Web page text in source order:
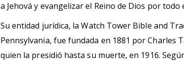
a Jehová y evangelizar el Reino de Dios por todo
Su entidad jurídica, la Watch Tower Bible and
Pennsylvania, fue fundada en 1881 por Charles
quien la presidió hasta su muerte, en 1916.